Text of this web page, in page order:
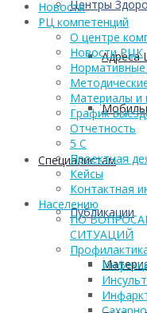
Центры
Адреса
Cпециалистам
Публикации
Новости
РЦ компетенций
О центре
Новости РЦК
Материалы и
График
Отчетность
5 С
Проектная
Кейсы
Контактная
Населению
ПО
СИТУАЦИЙ